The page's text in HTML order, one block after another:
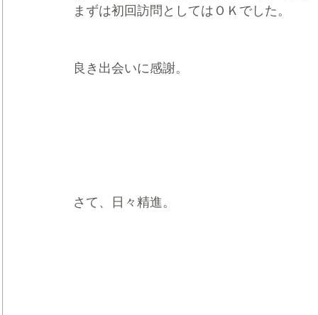
まずは初回訪問としてはＯＫでした。
良き出会いに感謝。
さて、日々精進。